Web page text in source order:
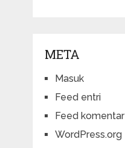
META
Masuk
Feed entri
Feed komentar
WordPress.org